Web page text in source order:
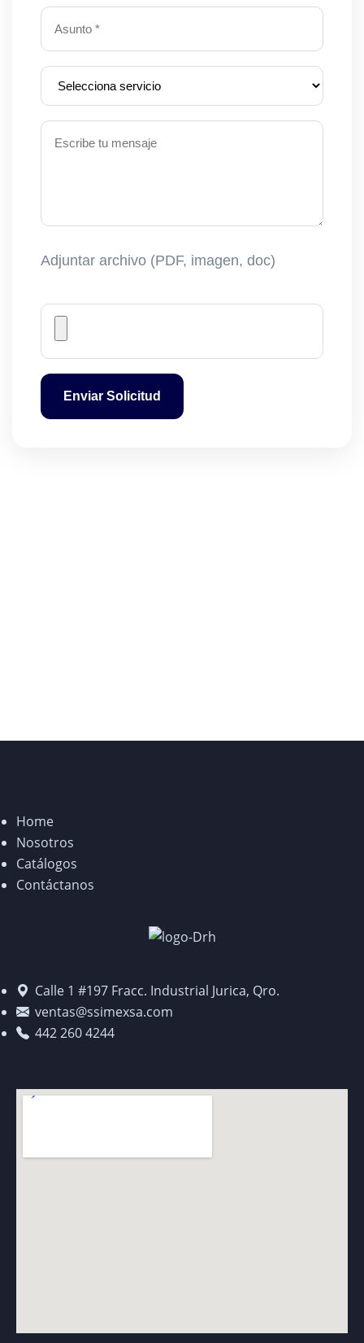
Adjuntar archivo (PDF, imagen, doc)
Enviar Solicitud
Home
Nosotros
Catálogos
Contáctanos
Calle 1 #197 Fracc. Industrial Jurica, Qro.
ventas@ssimexsa.com
442 260 4244